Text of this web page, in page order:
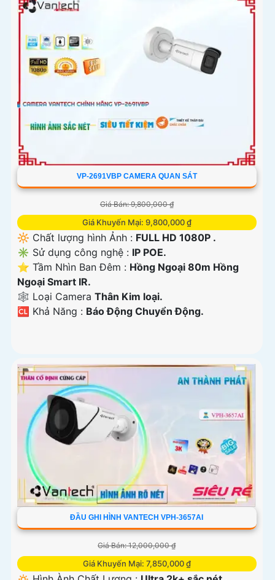
VP-2691VBP CAMERA QUAN SÁT
Giá Bán: 9,800,000 ₫
Giá Khuyến Mại: 9,800,000 ₫
🔆 Chất lượng hình Ảnh : FULL HD 1080P .
✳️ Sử dụng công nghệ : IP POE.
⭐ Tầm Nhìn Ban Đêm : Hồng Ngoại 80m Hồng
Ngoại Smart IR.
🕸️ Loại Camera Thân Kim loại.
️🆑 Khả Năng : Báo Động Chuyển Động.
ĐẦU GHI HÌNH VANTECH VPH-3657AI
Giá Bán: 12,000,000 ₫
Giá Khuyến Mại: 7,850,000 ₫